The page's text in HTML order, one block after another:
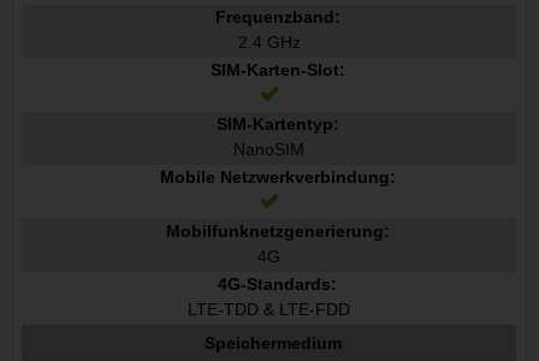
Frequenzband:
2.4 GHz
SIM-Karten-Slot:
SIM-Kartentyp:
NanoSIM
Mobile Netzwerkverbindung:
Mobilfunknetzgenerierung:
4G
4G-Standards:
LTE-TDD & LTE-FDD
Speichermedium